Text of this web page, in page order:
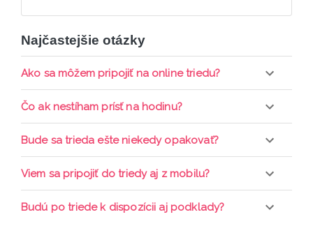
Najčastejšie otázky
Ako sa môžem pripojiť na online triedu?
Pripojenie do online triedy prebieha priamo cez
prihlásiť do triedy.
Čo ak nestíham prísť na hodinu?
Každá trieda sa nahráva a je k dispozícií po dobu 7
Bude sa trieda ešte niekedy opakovať?
Triedy sa priebežne opakujú, stačí sledovať ponuku
Viem sa pripojiť do triedy aj z mobilu?
Áno, pripojenie do triedy je možné aj cez mobil,
Budú po triede k dispozícii aj podklady?